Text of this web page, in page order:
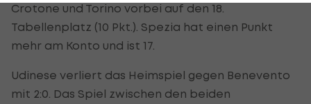
Crotone und Torino vorbei auf den 18.
Tabellenplatz (10 Pkt.). Spezia hat einen Punkt
mehr am Konto und ist 17.
Udinese verliert das Heimspiel gegen Benevento
mit 2:0. Das Spiel zwischen den beiden